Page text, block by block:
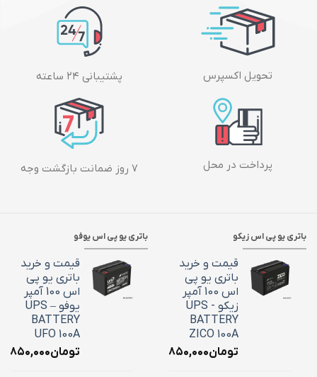
تحویل اکسپرس پشتیبانی ۲۴ ساعته
پرداخت در محل ۷ روز ضمانت بازگشت وجه
باتری یو پی اس زیکو
قیمت و خرید
باتری یو پی
اس 100 آمپر
زیکو - UPS
BATTERY
ZICO 100A
تومان۳۶,۸۵۰,۰۰۰
باتری یو پی اس یوفو
قیمت و خرید
باتری یو پی
اس 100 آمپر
یوفو – UPS
BATTERY
UFO 100A
تومان